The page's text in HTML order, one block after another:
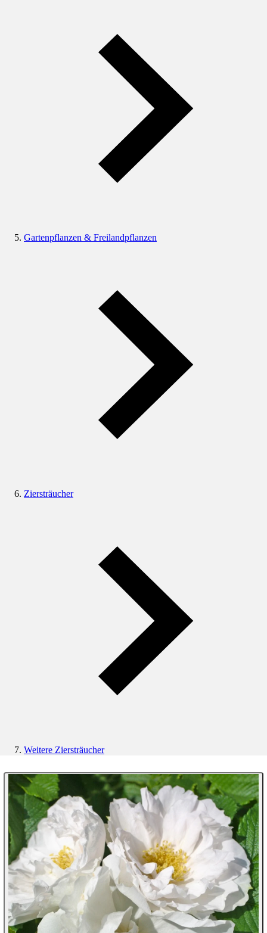
Gartenpflanzen & Freilandpflanzen
Ziersträucher
Weitere Ziersträucher